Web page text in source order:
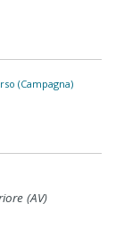
(Campagna)
(AV)